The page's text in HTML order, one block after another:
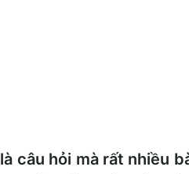
là câu hỏi mà rất nhiều